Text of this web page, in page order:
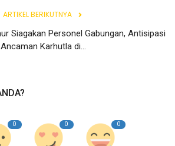
ARTIKEL BERIKUTNYA
Siagakan Personel Gabungan, Antisipasi
Ancaman Karhutla di...
0 0 0